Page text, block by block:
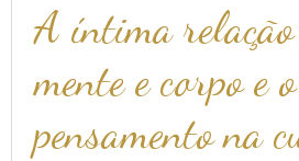
A íntima
mente e corpo e
pensamento na